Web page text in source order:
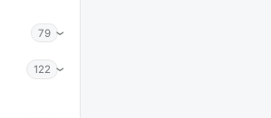
79
122